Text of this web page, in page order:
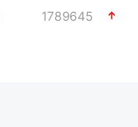
1789645